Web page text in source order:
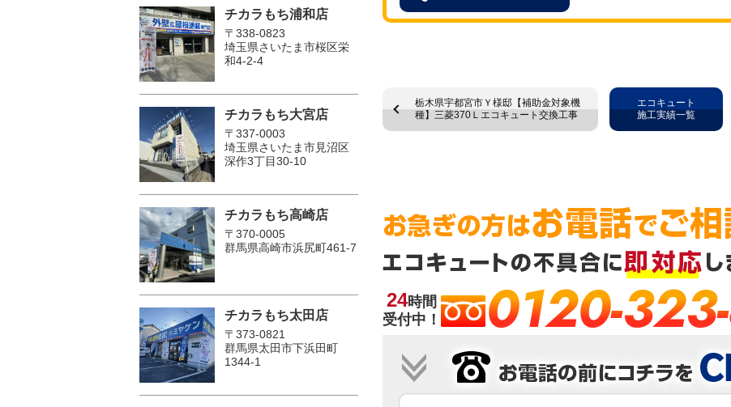
栃木県宇都宮市Ｙ様邸【補助金対象機
種】三菱370Ｌエコキュート交換工事
エコキュート
施工実績一覧
24時間
受付中！
0120-
チカラもち浦和店
〒338-0823
埼玉県さいたま市桜区栄
和4-2-4
チカラもち大宮店
〒337-0003
埼玉県さいたま市見沼区
深作3丁目30-10
チカラもち高崎店
〒370-0005
群馬県高崎市浜尻町461-7
チカラもち太田店
〒373-0821
群馬県太田市下浜田町
1344-1